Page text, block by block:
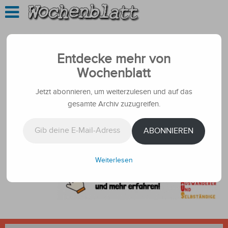
Entdecke mehr von
Wochenblatt
Jetzt abonnieren, um weiterzulesen und auf das
gesamte Archiv zuzugreifen.
ABONNIEREN
Weiterlesen